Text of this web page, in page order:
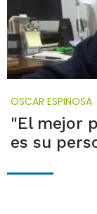
OSCAR ESPINOSA
"El mejor
es su